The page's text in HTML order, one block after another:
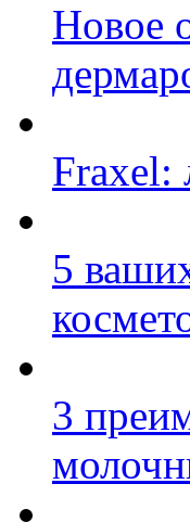
Новое
Fraxel:
5
3